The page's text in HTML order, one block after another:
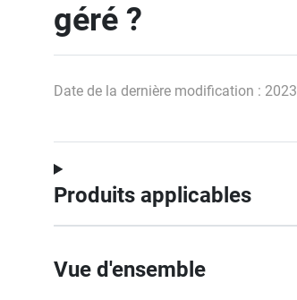
géré ?
Date de la dernière modification :
Produits applicables
Vue d'ensemble